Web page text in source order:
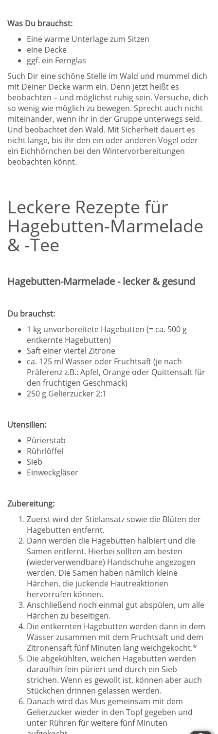
Was Du brauchst:
Eine warme Unterlage zum Sitzen
eine Decke
ggf. ein Fernglas
Such Dir eine schöne Stelle im Wald und mummel dich
mit Deiner Decke warm ein. Denn jetzt heißt es
beobachten – und möglichst ruhig sein. Versuche, dich
so wenig wie möglich zu bewegen. Sprecht auch nicht
miteinander, wenn ihr in der Gruppe unterwegs seid.
Und beobachtet den Wald. Mit Sicherheit dauert es
nicht lange, bis ihr den ein oder anderen Vogel oder
ein Eichhörnchen bei den Wintervorbereitungen
beobachten könnt.
Leckere Rezepte für
Hagebutten-Marmelade
& -Tee
Hagebutten-Marmelade - lecker & gesund
Du brauchst:
1 kg unvorbereitete Hagebutten (= ca. 500 g
entkernte Hagebutten)
Saft einer viertel Zitrone
ca. 125 ml Wasser oder Fruchtsaft (je nach
Präferenz z.B.: Apfel, Orange oder Quittensaft für
den fruchtigen Geschmack)
250 g Gelierzucker 2:1
Utensilien:
Pürierstab
Rührlöffel
Sieb
Einweckgläser
Zubereitung:
Zuerst wird der Stielansatz sowie die Blüten der
Hagebutten entfernt.
Dann werden die Hagebutten halbiert und die
Samen entfernt. Hierbei sollten am besten
(wiederverwendbare) Handschuhe angezogen
werden. Die Samen haben nämlich kleine
Härchen, die juckende Hautreaktionen
hervorrufen können.
Anschließend noch einmal gut abspülen, um alle
Härchen zu beseitigen.
Die entkernten Hagebutten werden dann in dem
Wasser zusammen mit dem Fruchtsaft und dem
Zitronensaft fünf Minuten lang weichgekocht.*
Die abgekühlten, weichen Hagebutten werden
daraufhin fein püriert und durch ein Sieb
strichen. Wenn es gewollt ist, können aber auch
Stückchen drinnen gelassen werden.
Danach wird das Mus gemeinsam mit dem
Gelierzucker wieder in den Topf gegeben und
unter Rühren für weitere fünf Minuten